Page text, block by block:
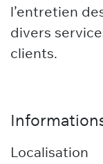
l’entretien
divers
clients.
Localisation